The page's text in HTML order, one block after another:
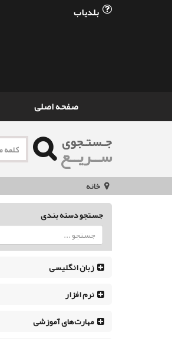
بلدیاب
صفحه اصلی
جـستـجوی
ســریــع
خانه
جستجو دسته بندی
زبان انگلیسی
نرم افزار
مهارت‌های آموزشی